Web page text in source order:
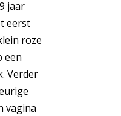
jaar
eerst
roze
een
Verder
vagina